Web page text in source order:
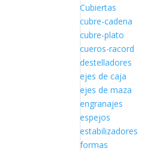
Cubiertas
cubre-cadena
cubre-plato
cueros-racord
destelladores
ejes de caja
ejes de maza
engranajes
espejos
estabilizadores
formas